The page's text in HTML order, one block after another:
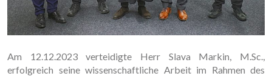
Am 12.12.2023 verteidigte Herr Slava Markin, M.Sc.,
erfolgreich seine wissenschaftliche Arbeit im Rahmen des